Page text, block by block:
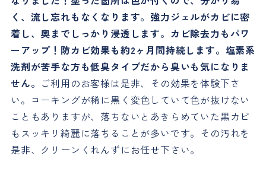
く、流し忘れもなくなります。強力ジェルがカビに密
着し、奥までしっかり浸透します。カビ除去力もパワ
ーアップ！防カビ効果も約2ヶ月間持続します。塩素系
洗剤が苦手な方も低臭タイプだから臭いも気になりま
せん。 ご利用のお客様は是非、その効果を体験下さ
い。コーキングが稀に黒く変色していて色が抜けない
こともありますが、落ちないとあきらめていた黒カビ
もスッキリ綺麗に落ちることが多いです。その汚れを
是非、クリーンくれんずにお任せ下さい。